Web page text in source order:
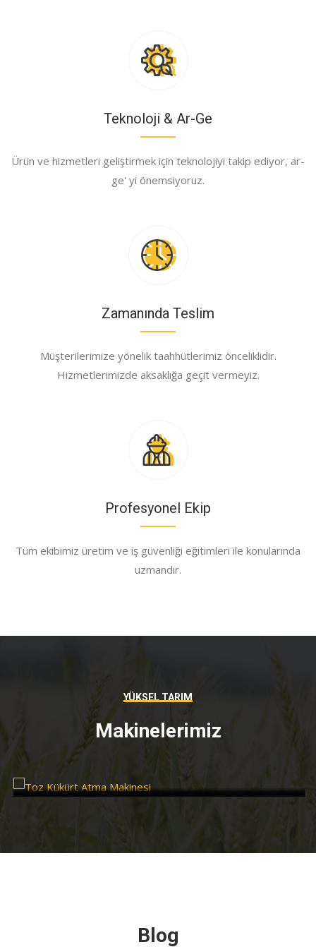
Teknoloji & Ar-Ge
Ürün ve hizmetleri geliştirmek için teknolojiyi takip ediyor, ar-
ge' yi önemsiyoruz.
Zamanında Teslim
Müşterilerimize yönelik taahhütlerimiz önceliklidir.
Hizmetlerimizde aksaklığa geçit vermeyiz.
Profesyonel Ekip
Tüm ekibimiz üretim ve iş güvenliği eğitimleri ile konularında
uzmandır.
YÜKSEL TARIM
Makinelerimiz
Toz Kükürt Atma Makinesi
Blog